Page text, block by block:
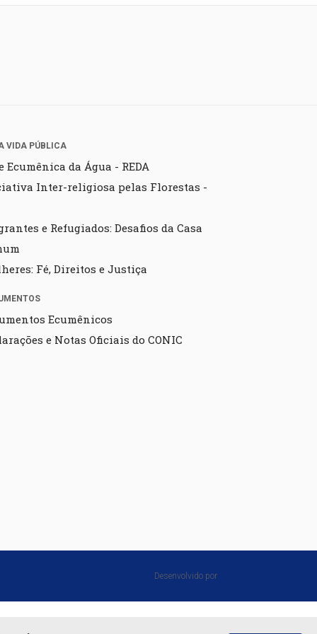
VIDA PÚBLICA
Ecumênica da Água - REDA
Inter-religiosa pelas Florestas -
e Refugiados: Desafios da Casa
Fé, Direitos e Justiça
Ecumênicos
e Notas Oficiais do CONIC
Desenvolvido por⠀